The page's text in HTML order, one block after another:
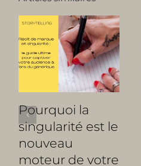
Pourquoi la
singularité est le
nouveau
moteur de votre